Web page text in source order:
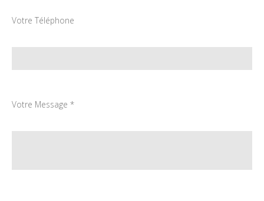
Votre Téléphone
Votre Message *